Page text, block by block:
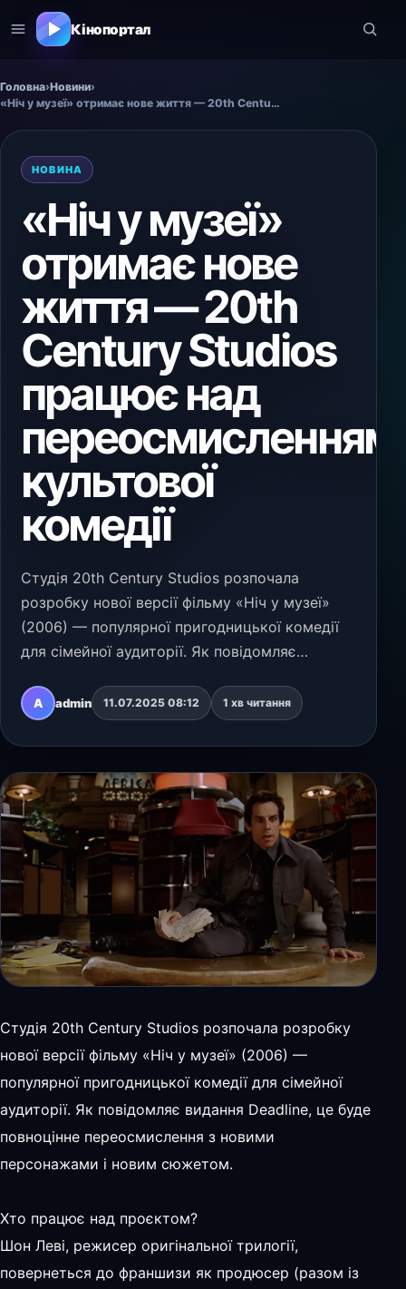
Кінопортал
Головна›Новини›
«Ніч у музеї» отримає нове життя — 20th Century Studios працює над переосмисленням культової комедії
НОВИНА
«Ніч у музеї»
отримає нове
життя — 20th
Century Studios
працює над
переосмисленням
культової
комедії
Студія 20th Century Studios розпочала
розробку нової версії фільму «Ніч у музеї»
(2006) — популярної пригодницької комедії
для сімейної аудиторії. Як повідомляє
переосмислення з новими персонажами і
новим сюжетом. Хто працю…
A admin 11.07.2025 08:12 1 хв читання
Студія 20th Century Studios розпочала розробку
нової версії фільму «Ніч у музеї» (2006) —
популярної пригодницької комедії для сімейної
аудиторії. Як повідомляє видання Deadline, це буде
повноцінне переосмислення з новими
персонажами і новим сюжетом.
Хто працює над проєктом?
Шон Леві, режисер оригінальної трилогії,
повернеться до франшизи як продюсер (разом із